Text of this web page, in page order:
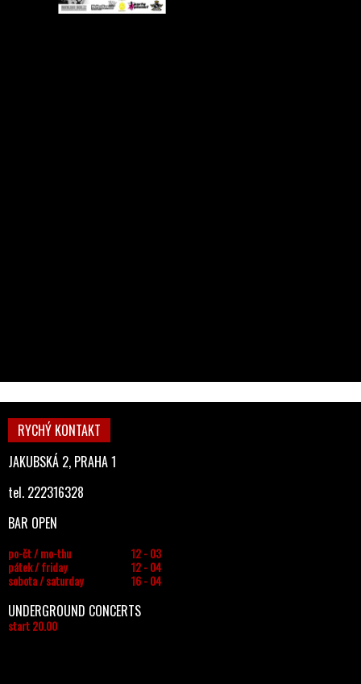
RYCHÝ KONTAKT
JAKUBSKÁ 2, PRAHA 1
tel. 222316328
BAR OPEN
po-čt / mo-thu
12 - 03
pátek / friday
12 - 04
sobota / saturday
16 - 04
UNDERGROUND CONCERTS
start 20.00